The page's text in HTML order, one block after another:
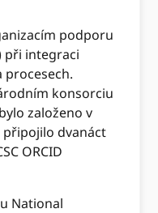
podporu
při integraci
procesech.
konsorciu
založeno v
připojilo dvanáct
ORCID
National